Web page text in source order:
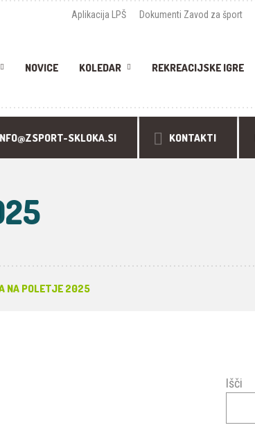
Aplikacija LPŠ Dokumenti Zavod za šport
NOVICE KOLEDAR REKREACIJSKE IGRE
SKLOKA.SI KONTAKTI
NA POLETJE 2025
Išči